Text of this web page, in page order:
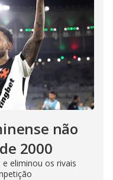
não
2000
eliminou os rivais